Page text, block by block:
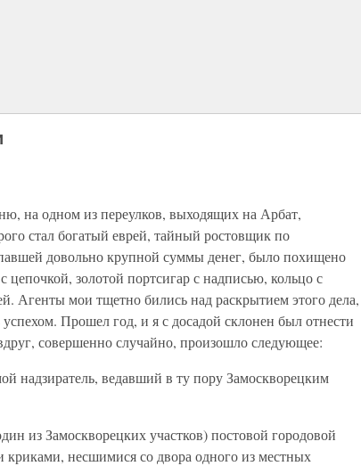
на одном из переулков, выходящих на Арбат,
стал богатый еврей, тайный ростовщик по
довольно крупной суммы денег, было похищено
цепочкой, золотой портсигар с надписью, кольцо с
Агенты мои тщетно бились над раскрытием этого дела,
Прошел год, и я с досадой склонен был отнести
совершенно случайно, произошло следующее:
надзиратель, ведавший в ту пору Замоскворецким
из Замоскворецких участков) постовой городовой
несшимися со двора одного из местных